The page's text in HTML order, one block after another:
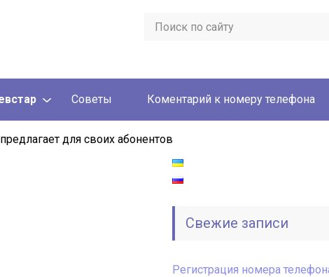
Советы Коментарий к номеру телефона
для своих абонентов
Свежие записи
Регистрация номера